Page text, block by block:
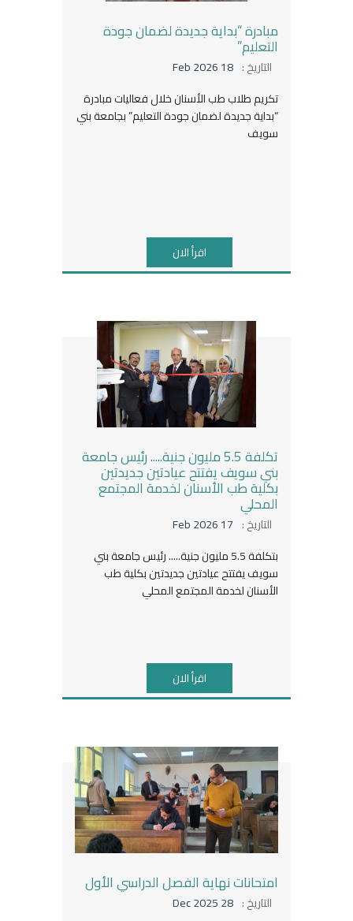
مبادرة “بداية جديدة لضمان جودة
التعليم”
التاريخ : 18 Feb 2026
تكريم طلاب طب الأسنان خلال فعاليات مبادرة
“بداية جديدة لضمان جودة التعليم” بجامعة بني
سويف
اقرأ الان
تكلفة 5.5 مليون جنية..... رئيس جامعة
بني سويف يفتتح عيادتين جديدتين
بكلية طب الأسنان لخدمة المجتمع
المحلي
التاريخ : 17 Feb 2026
بتكلفة 5.5 مليون جنية..... رئيس جامعة بني
سويف يفتتح عيادتين جديدتين بكلية طب
الأسنان لخدمة المجتمع المحلي
اقرأ الان
امتحانات نهاية الفصل الدراسي الأول
التاريخ : 28 Dec 2025